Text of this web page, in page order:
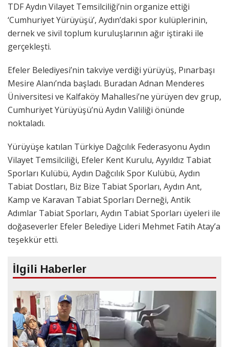
TDF Aydın Vilayet Temsilciliği’nin organize ettiği
‘Cumhuriyet Yürüyüşü’, Aydın’daki spor kulüplerinin,
dernek ve sivil toplum kuruluşlarının ağır iştiraki ile
gerçekleşti.
Efeler Belediyesi’nin takviye verdiği yürüyüş, Pınarbaşı
Mesire Alanı’nda başladı. Buradan Adnan Menderes
Üniversitesi ve Kalfaköy Mahallesi’ne yürüyen dev grup,
Cumhuriyet Yürüyüşü’nü Aydın Valiliği önünde
noktaladı.
Yürüyüşe katılan Türkiye Dağcılık Federasyonu Aydın
Vilayet Temsilciliği, Efeler Kent Kurulu, Ayyıldız Tabiat
Sporları Kulübü, Aydın Dağcılık Spor Kulübü, Aydın
Tabiat Dostları, Biz Bize Tabiat Sporları, Aydın Ant,
Kamp ve Karavan Tabiat Sporları Derneği, Antik
Adımlar Tabiat Sporları, Aydın Tabiat Sporları üyeleri ile
doğaseverler Efeler Belediye Lideri Mehmet Fatih Atay’a
teşekkür etti.
İlgili Haberler